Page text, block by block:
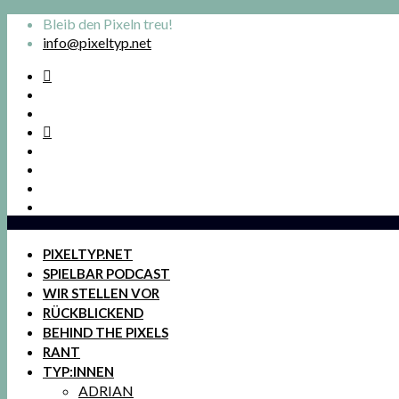
Bleib den Pixeln treu!
info@pixeltyp.net
PIXELTYP.NET
SPIELBAR PODCAST
WIR STELLEN VOR
RÜCKBLICKEND
BEHIND THE PIXELS
RANT
TYP:INNEN
ADRIAN